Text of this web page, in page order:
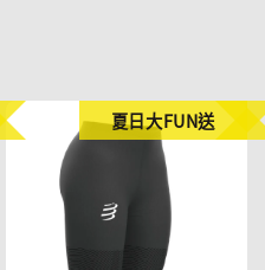
夏日大FUN送